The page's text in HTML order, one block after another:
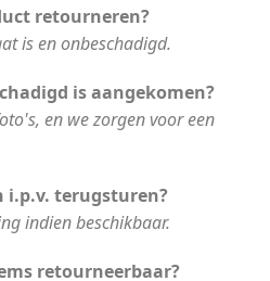
retourneren?
is en onbeschadigd.
is aangekomen?
en we zorgen voor een
i.p.v. terugsturen?
indien beschikbaar.
retourneerbaar?